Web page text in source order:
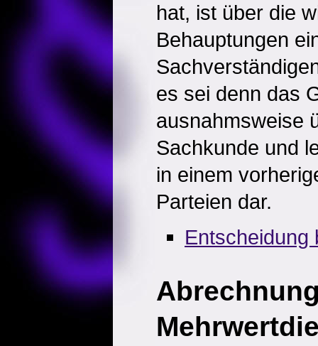
hat, ist über die
Behauptungen
es sei denn das
ausnahmsweise
Sachkunde und
in einem
Parteien dar.
Entscheidung